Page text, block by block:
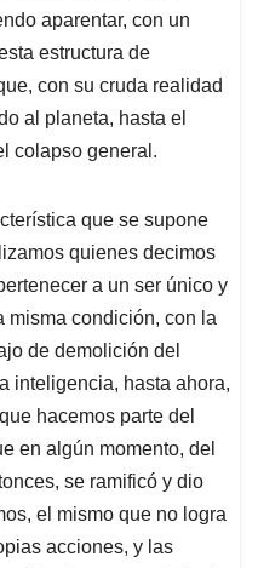
aparentar, con un
estructura de
con su cruda realidad
al planeta, hasta el
colapso general.
que se supone
quienes decimos
a un ser único y
misma condición, con la
de demolición del
inteligencia, hasta ahora,
hacemos parte del
en algún momento, del
se ramificó y dio
el mismo que no logra
acciones, y las